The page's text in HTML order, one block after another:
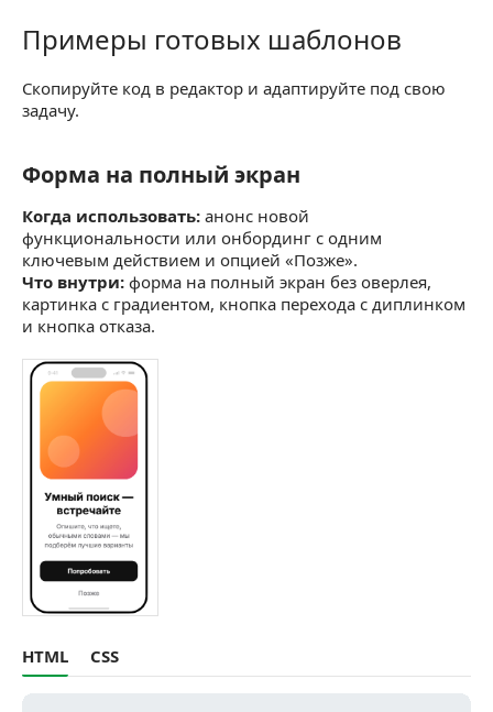
Примеры готовых шаблонов
Примеры готовых шаблонов
Скопируйте код в редактор и адаптируйте под свою
задачу.
Форма на полный экран
Форма на полный экран
Когда использовать: анонс новой
функциональности или онбординг с одним
ключевым действием и опцией «Позже».
Что внутри: форма на полный экран без оверлея,
картинка с градиентом, кнопка перехода с диплинком
и кнопка отказа.
HTML CSS